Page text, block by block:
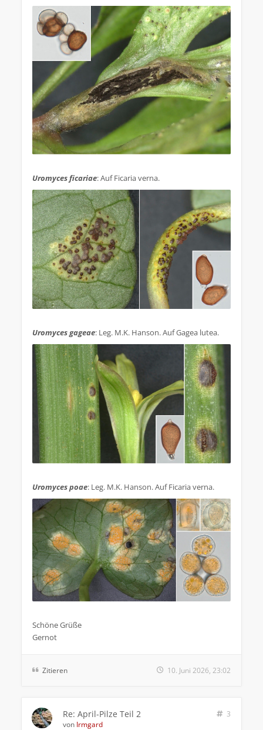
Uromyces ficariae: Auf Ficaria verna.
Uromyces gageae: Leg. M.K. Hanson. Auf Gagea lutea.
Uromyces poae: Leg. M.K. Hanson. Auf Ficaria verna.
Schöne Grüße
Gernot
Zitieren 10. Juni 2026, 23:02
Re: April-Pilze Teil 2
3
von Irmgard